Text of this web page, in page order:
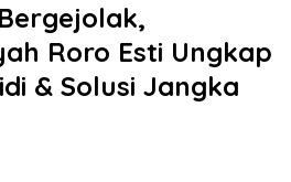
Roro Esti Ungkap
& Solusi Jangka